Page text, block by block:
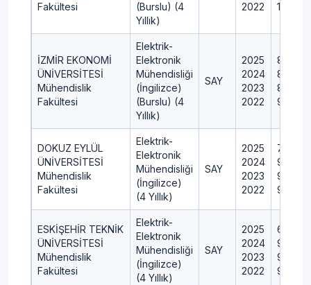
Fakültesi
(Burslu) (4
Yıllık)
2022
12
İZMİR EKONOMİ
ÜNİVERSİTESİ
Mühendislik
Fakültesi
Elektrik-
Elektronik
Mühendisliği
(İngilizce)
(Burslu) (4
Yıllık)
SAY
2025
2024
2023
2022
8
8
8
9
DOKUZ EYLÜL
ÜNİVERSİTESİ
Mühendislik
Fakültesi
Elektrik-
Elektronik
Mühendisliği
(İngilizce)
(4 Yıllık)
SAY
2025
2024
2023
2022
70
90
90
90
ESKİŞEHİR TEKNİK
ÜNİVERSİTESİ
Mühendislik
Fakültesi
Elektrik-
Elektronik
Mühendisliği
(İngilizce)
(4 Yıllık)
SAY
2025
2024
2023
2022
60
95
95
95